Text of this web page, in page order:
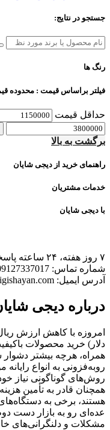
جستجو در نتایج:
رنگ ها
فیلتر براساس قیمت : محدوده
حداقل قیمت
برگشت به بالا
راهنمای خرید از دیجی شایان
خدمات مشتریان
با دیجی شایان
۷ روز هفته، ۲۴ ساعته پاسخگوی شما هستیم.
شماره تماس: 09127337017
آدرس ایمیل: Info@digishayan.com
درباره‌ دیجی
امروزه با کاهش ارزش ریال
دلار) خرید محصولات
همراه، هرچه بیشتر دشوار
روبه‌فزونی به انواع
روش‌های گوناگونی نیاز
همچنان قادر به تأمین
هستند، برخی به
عده‌ای رو به بازار دست
مشکلات و دلنگرانی‌های